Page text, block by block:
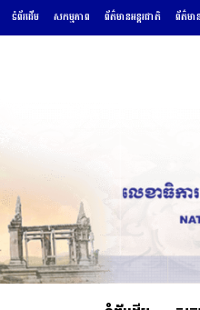
ទំព័រដើម សកម្មភាព ព័ត៌មានអន្តរជាតិ ព័ត៌មា